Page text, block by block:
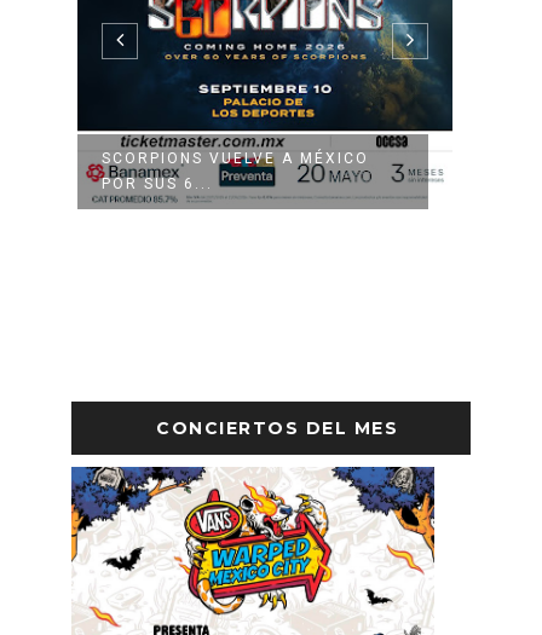
SCORPIONS VUELVE A MÉXICO
POR SUS 6...
CONCIERTOS DEL MES